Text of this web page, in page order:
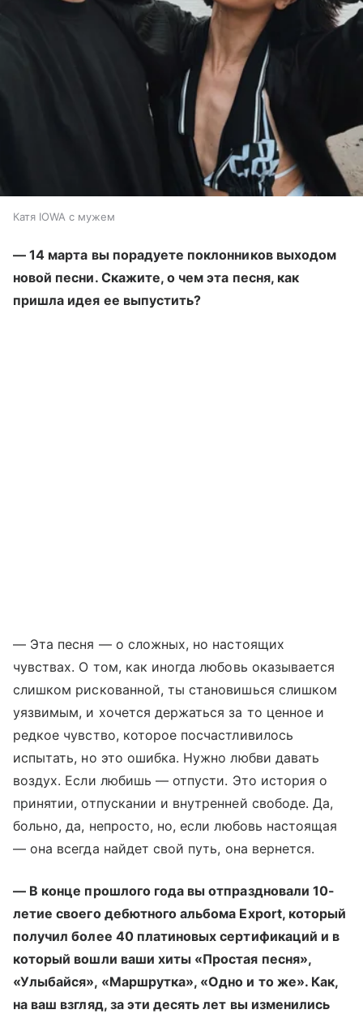
Катя IOWA с мужем
— 14 марта вы порадуете поклонников выходом
новой песни. Скажите, о чем эта песня, как
пришла идея ее выпустить?
— Эта песня —о сложных, но настоящих
чувствах. О том, как иногда любовь оказывается
слишком рискованной, ты становишься слишком
уязвимым, и хочется держаться за то ценное и
редкое чувство, которое посчастливилось
испытать, но это ошибка. Нужно любви давать
воздух. Если любишь — отпусти. Это история о
принятии, отпускании и внутренней свободе. Да,
больно, да, непросто, но, если любовь настоящая
— она всегда найдет свой путь, она вернется.
— В конце прошлого года вы отпраздновали 10-
летие своего дебютного альбома Export, который
получил более 40 платиновых сертификаций и в
который вошли ваши хиты «Простая песня»,
«Улыбайся», «Маршрутка», «Одно и то же». Как,
на ваш взгляд, за эти десять лет вы изменились